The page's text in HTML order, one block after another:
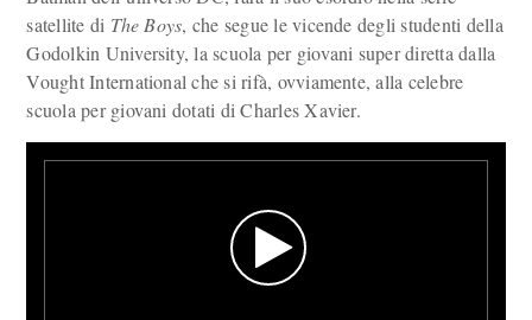
satellite di The Boys, che segue le vicende degli studenti della
Godolkin University, la scuola per giovani super diretta dalla
Vought International che si rifà, ovviamente, alla celebre
scuola per giovani dotati di Charles Xavier.